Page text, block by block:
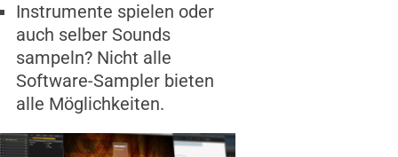
Instrumente spielen oder
auch selber Sounds
sampeln? Nicht alle
Software-Sampler bieten
alle Möglichkeiten.